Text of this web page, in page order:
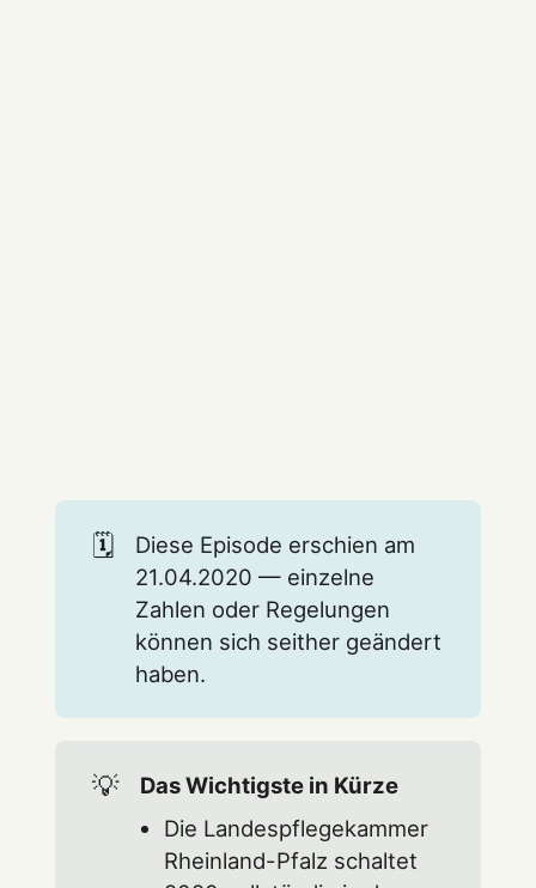
🗓️
Diese Episode erschien am
21.04.2020 — einzelne
Zahlen oder Regelungen
können sich seither geändert
haben.
💡
Das Wichtigste in Kürze
Die Landespflegekammer
Rheinland-Pfalz schaltet